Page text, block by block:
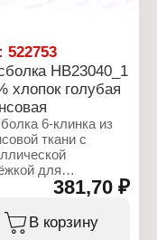
522753
НB23040_1
хлопок голубая
6-клинка из
ткани с
для
посадки.
Rossini
381,70 ₽
В корзину